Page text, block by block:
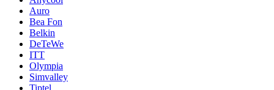
Auro
Bea Fon
Belkin
DeTeWe
ITT
Olympia
Simvalley
Tiptel